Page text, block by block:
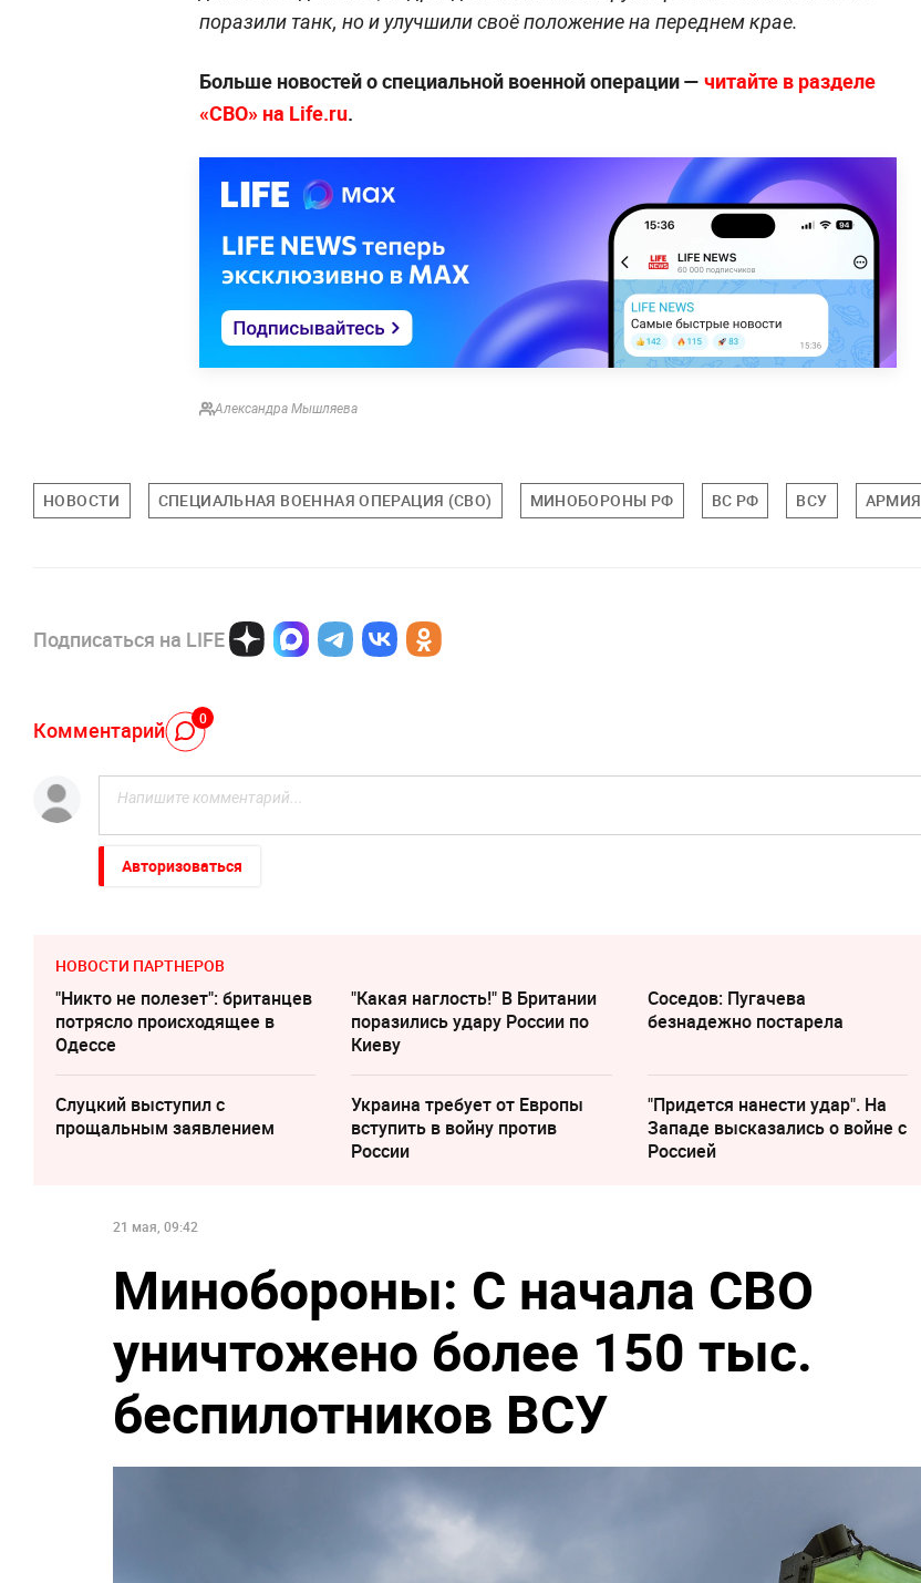
поразили танк, но и улучшили своё положение на переднем крае.
Больше новостей о специальной военной операции — читайте в разделе
«СВО» на Life.ru.
Александра Мышляева
НОВОСТИ СПЕЦИАЛЬНАЯ ВОЕННАЯ ОПЕРАЦИЯ (СВО) МИНОБОРОНЫ РФ ВС РФ ВСУ АРМИЯ
Подписаться на LIFE
Комментарий 0
Авторизоваться
НОВОСТИ ПАРТНЕРОВ
"Никто не полезет": британцев
потрясло происходящее в
Одессе
"Какая наглость!" В Британии
поразились удару России по
Киеву
Соседов: Пугачева
безнадежно постарела
Слуцкий выступил с
прощальным заявлением
Украина требует от Европы
вступить в войну против
России
"Придется нанести удар". На
Западе высказались о войне с
Россией
21 мая, 09:42
Минобороны: С начала СВО
уничтожено более 150 тыс.
беспилотников ВСУ